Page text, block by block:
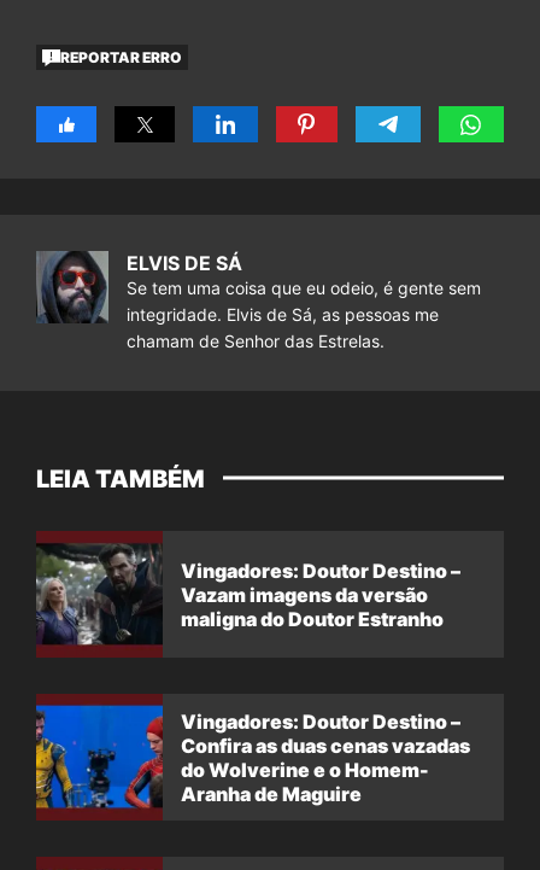
REPORTAR ERRO
ELVIS DE SÁ
Se tem uma coisa que eu odeio, é gente sem
integridade. Elvis de Sá, as pessoas me
chamam de Senhor das Estrelas.
LEIA TAMBÉM
Vingadores: Doutor Destino –
Vazam imagens da versão
maligna do Doutor Estranho
Vingadores: Doutor Destino –
Confira as duas cenas vazadas
do Wolverine e o Homem-
Aranha de Maguire